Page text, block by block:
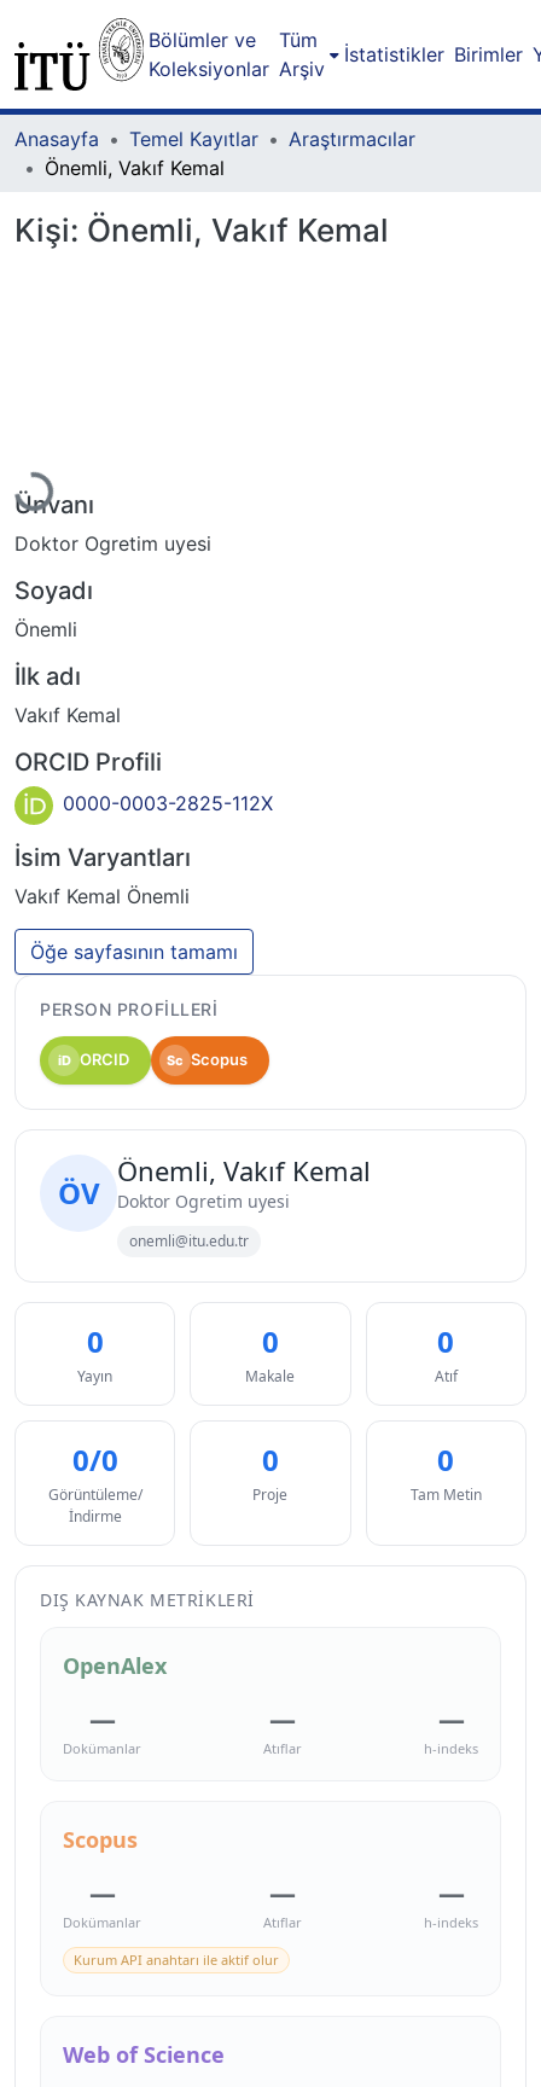
Bölümler ve
Koleksiyonlar
Tüm
Arşiv
İstatistikler Birimler
Anasayfa Temel Kayıtlar
Araştırmacılar
Önemli, Vakıf Kemal
Kişi: Önemli, Vakıf Kemal
Yükleniyor...
Ünvanı
Doktor Ogretim uyesi
Soyadı
Önemli
İlk adı
Vakıf Kemal
ORCID Profili
0000-0003-2825-112X
İsim Varyantları
Vakıf Kemal Önemli
Öğe sayfasının tamamı
PERSON PROFILLERI
iD ORCID Sc Scopus
ÖV
Önemli, Vakıf Kemal
Doktor Ogretim uyesi
onemli@itu.edu.tr
0
Yayın
0
Makale
0
Atıf
0/0
Görüntüleme/
İndirme
0
Proje
0
Tam Metin
DIŞ KAYNAK METRIKLERI
OpenAlex
—
Dokümanlar
—
Atıflar
—
h-indeks
Scopus
—
Dokümanlar
—
Atıflar
—
h-indeks
Kurum API anahtarı ile aktif olur
Web of Science